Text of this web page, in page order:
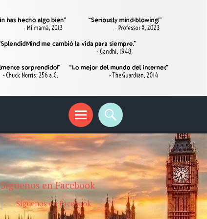
Síguenos en Facebook
Síguenos en Facebook